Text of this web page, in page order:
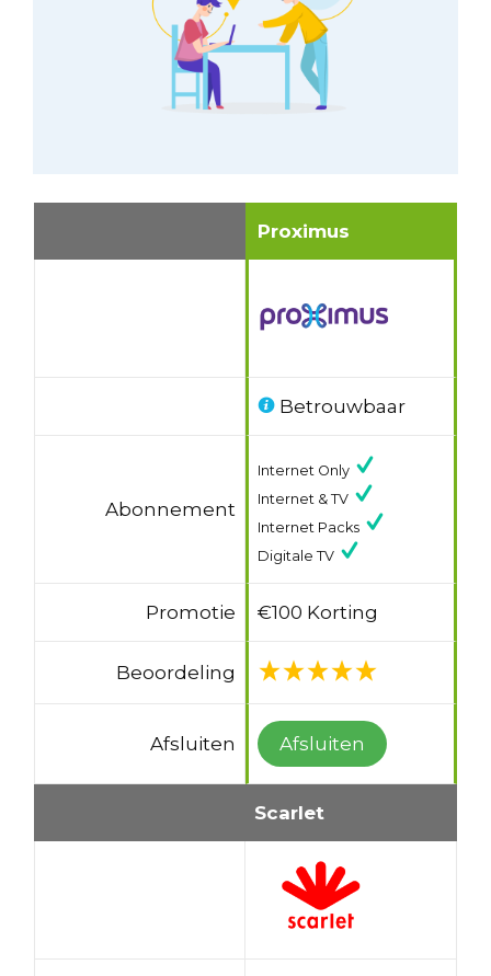
Proximus
Betrouwbaar
Abonnement
Internet Only
Internet & TV
Internet Packs
Digitale TV
Promotie €100 Korting
Beoordeling
Afsluiten Afsluiten
Scarlet